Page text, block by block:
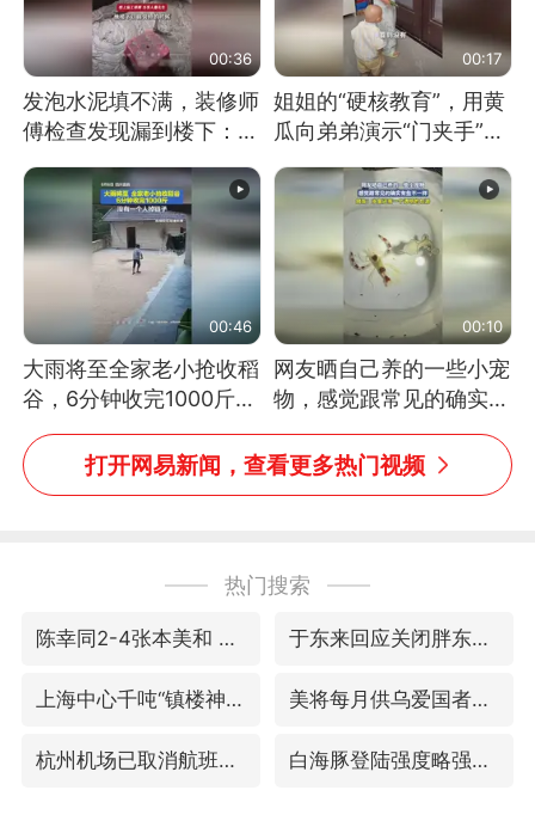
00:36
发泡水泥填不满，装修师
傅检查发现漏到楼下：出
风口未延伸到外墙
00:17
姐姐的“硬核教育”，用黄
瓜向弟弟演示“门夹手”，
网友：果然言传不如身
教！
00:46
大雨将至全家老小抢收稻
谷，6分钟收完1000斤，
没有一个人掉链子
00:10
网友晒自己养的一些小宠
物，感觉跟常见的确实有
些不一样
打开网易新闻，查看更多热门视频
热门搜索
陈幸同2-4张本美和 无缘冠军 于东来回应关闭胖东来生活广场店
上海中心千吨“镇楼神器”摆动明显 美将每月供乌爱国者拦截导弹
杭州机场已取消航班388架次 白海豚登陆强度略强于巴威